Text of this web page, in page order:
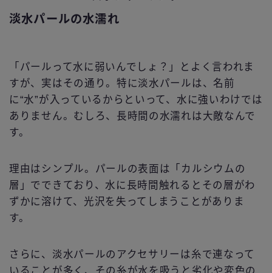
淡水パールの水濡れ
「パールって水に弱いんでしょ？」とよく言われま
すが、実はその通り。特に淡水パールは、名前
に“水”が入っているからといって、水に強いわけでは
ありません。むしろ、長時間の水濡れは大敵なんで
す。
理由はシンプル。パールの表面は「カルシウムの
層」でできており、水に長時間触れるとその層がわ
ずかに溶けて、光沢を失ってしまうことがありま
す。
さらに、淡水パールのアクセサリーは糸で連なって
いることが多く、その糸が水を吸うと劣化や変色の